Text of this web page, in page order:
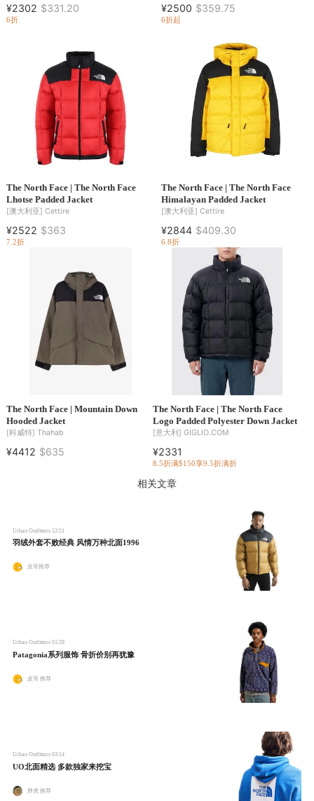
¥2302 $331.20
6折
¥2500 $359.75
6折起
The North Face | The North Face
Lhotse Padded Jacket
[澳大利亚] Cettire
¥2522 $363
7.2折
The North Face | The North Face
Himalayan Padded Jacket
[澳大利亚] Cettire
¥2844 $409.30
6.8折
The North Face | Mountain Down
Hooded Jacket
[科威特] Thahab
¥4412 $635
The North Face | The North Face
Logo Padded Polyester Down Jacket
[意大利]GIGLIO.COM
¥2331
8.5折满$150享9.5折满折
相关文章
Urban Outfitters 12/21
羽绒外套不败经典 风情万种北面1996
皮哥推荐
Urban Outfitters 01/28
Patagonia系列服饰 骨折价别再犹豫
皮哥 推荐
Urban Outfitters 03/14
UO北面精选 多款独家来挖宝
胖虎 推荐